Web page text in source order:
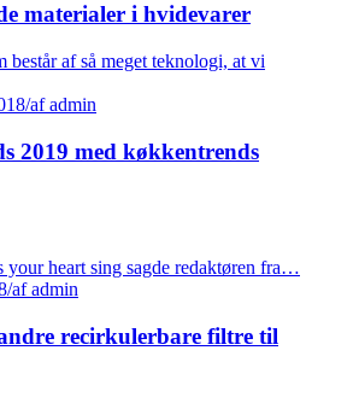
materialer i hvidevarer
består af så meget teknologi, at vi
/af admin
2019 med køkkentrends
your heart sing sagde redaktøren fra…
/af admin
recirkulerbare filtre til